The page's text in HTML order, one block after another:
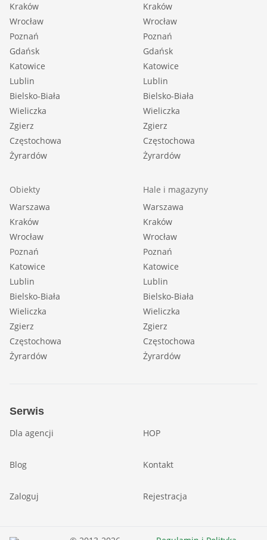
Kraków
Wrocław
Poznań
Gdańsk
Katowice
Lublin
Bielsko-Biała
Wieliczka
Zgierz
Częstochowa
Żyrardów
Kraków
Wrocław
Poznań
Gdańsk
Katowice
Lublin
Bielsko-Biała
Wieliczka
Zgierz
Częstochowa
Żyrardów
Obiekty
Warszawa
Kraków
Wrocław
Poznań
Katowice
Lublin
Bielsko-Biała
Wieliczka
Zgierz
Częstochowa
Żyrardów
Hale i magazyny
Warszawa
Kraków
Wrocław
Poznań
Katowice
Lublin
Bielsko-Biała
Wieliczka
Zgierz
Częstochowa
Żyrardów
Serwis
Dla agencji HOP
Blog Kontakt
Zaloguj Rejestracja